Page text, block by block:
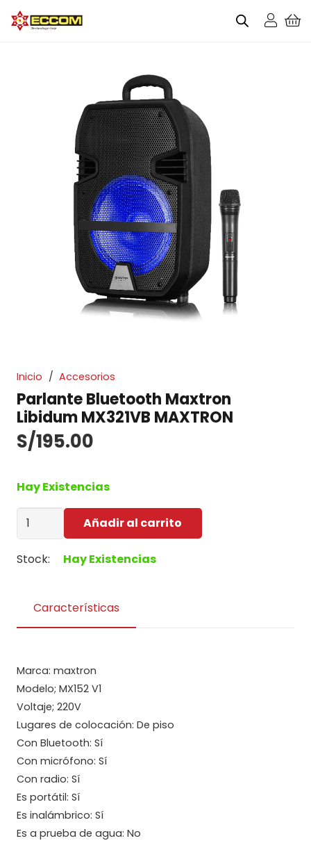
Inicio / Accesorios
Parlante Bluetooth Maxtron
Libidum MX321VB MAXTRON
S/195.00
Hay Existencias
Parlante
Bluetooth
Maxtron
MAXTRON
cantidad
Añadir al carrito
Stock: Hay Existencias
Características
Marca: maxtron
Modelo; MX152 V1
Voltaje; 220V
Lugares de colocación: De piso
Con Bluetooth: Sí
Con micrófono: Sí
Con radio: Sí
Es portátil: Sí
Es inalámbrico: Sí
Es a prueba de agua: No